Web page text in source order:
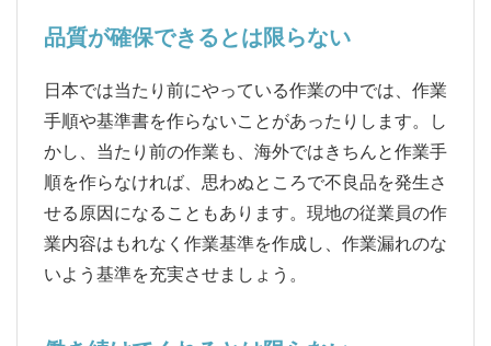
品質が確保できるとは限らない
日本では当たり前にやっている作業の中では、作業
手順や基準書を作らないことがあったりします。し
かし、当たり前の作業も、海外ではきちんと作業手
順を作らなければ、思わぬところで不良品を発生さ
せる原因になることもあります。現地の従業員の作
業内容はもれなく作業基準を作成し、作業漏れのな
いよう基準を充実させましょう。